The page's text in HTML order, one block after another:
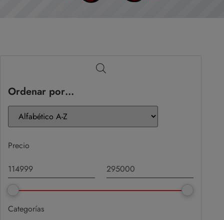
Ordenar por…
Precio
Categorías